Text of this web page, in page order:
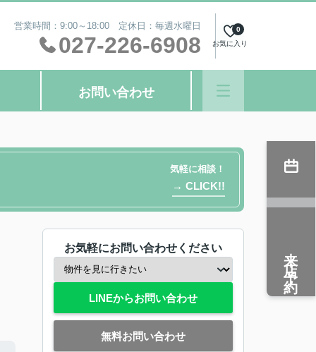
営業時間：9:00～18:00 定休日：毎週水曜日
027-226-6908 お気に入り
0
お問い合わせ
気軽に相談！
→ CLICK!!
お気軽にお問い合わせください
LINEからお問い合わせ
無料お問い合わせ
来店予約